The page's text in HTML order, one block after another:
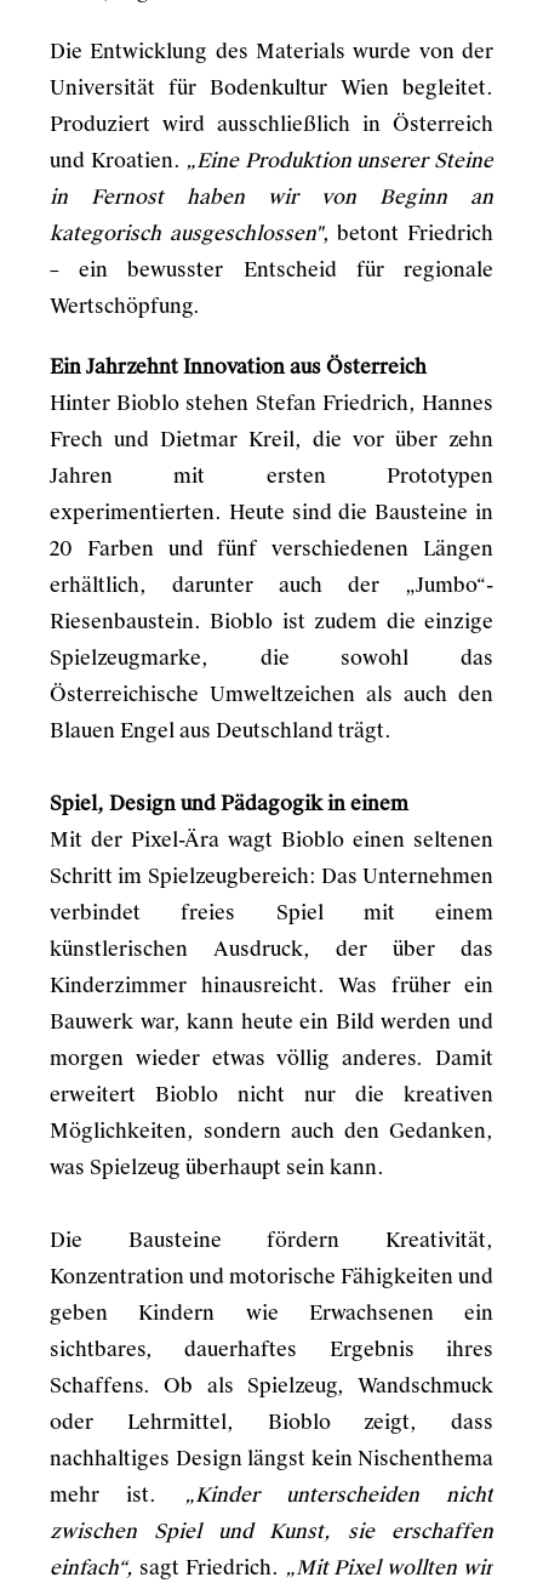
Die Entwicklung des Materials wurde von der
Universität für Bodenkultur Wien begleitet.
Produziert wird ausschließlich in Österreich
und Kroatien. „Eine Produktion unserer Steine
in Fernost haben wir von Beginn an
kategorisch ausgeschlossen", betont Friedrich
– ein bewusster Entscheid für regionale
Wertschöpfung.
Ein Jahrzehnt Innovation aus Österreich
Hinter Bioblo stehen Stefan Friedrich, Hannes
Frech und Dietmar Kreil, die vor über zehn
Jahren mit ersten Prototypen
experimentierten. Heute sind die Bausteine in
20 Farben und fünf verschiedenen Längen
erhältlich, darunter auch der „Jumbo“-
Riesenbaustein. Bioblo ist zudem die einzige
Spielzeugmarke, die sowohl das
Österreichische Umweltzeichen als auch den
Blauen Engel aus Deutschland trägt.
Spiel, Design und Pädagogik in einem
Mit der Pixel-Ära wagt Bioblo einen seltenen
Schritt im Spielzeugbereich: Das Unternehmen
verbindet freies Spiel mit einem
künstlerischen Ausdruck, der über das
Kinderzimmer hinausreicht. Was früher ein
Bauwerk war, kann heute ein Bild werden und
morgen wieder etwas völlig anderes. Damit
erweitert Bioblo nicht nur die kreativen
Möglichkeiten, sondern auch den Gedanken,
was Spielzeug überhaupt sein kann.
Die Bausteine fördern Kreativität,
Konzentration und motorische Fähigkeiten und
geben Kindern wie Erwachsenen ein
sichtbares, dauerhaftes Ergebnis ihres
Schaffens. Ob als Spielzeug, Wandschmuck
oder Lehrmittel, Bioblo zeigt, dass
nachhaltiges Design längst kein Nischenthema
mehr ist.
„Kinder unterscheiden nicht
zwischen Spiel und Kunst, sie erschaffen
einfach“, sagt Friedrich. „Mit Pixel wollten wir